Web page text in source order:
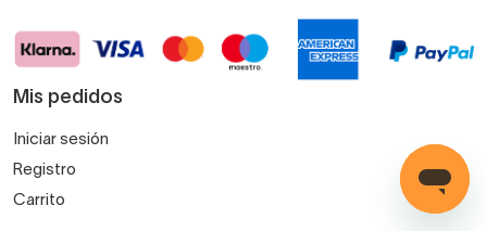
Mis pedidos
Iniciar sesión
Registro
Carrito